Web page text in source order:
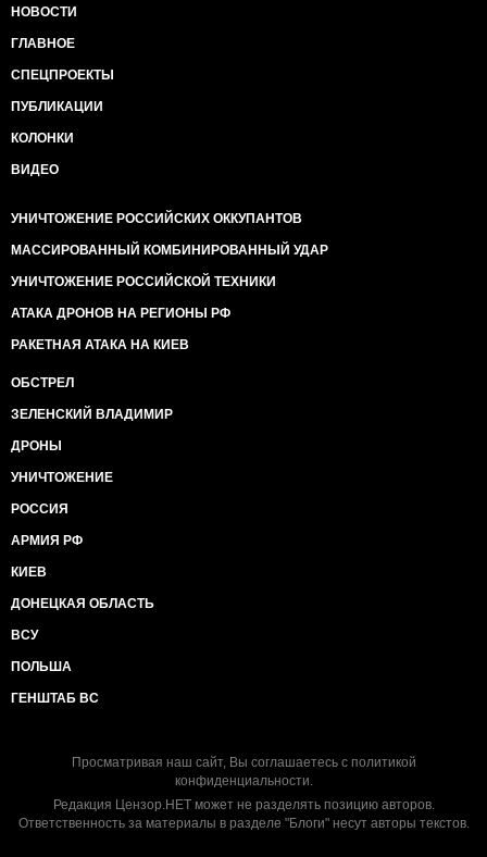
НОВОСТИ
ГЛАВНОЕ
СПЕЦПРОЕКТЫ
ПУБЛИКАЦИИ
КОЛОНКИ
ВИДЕО
УНИЧТОЖЕНИЕ РОССИЙСКИХ ОККУПАНТОВ
МАССИРОВАННЫЙ КОМБИНИРОВАННЫЙ УДАР
УНИЧТОЖЕНИЕ РОССИЙСКОЙ ТЕХНИКИ
АТАКА ДРОНОВ НА РЕГИОНЫ РФ
РАКЕТНАЯ АТАКА НА КИЕВ
ОБСТРЕЛ
ЗЕЛЕНСКИЙ ВЛАДИМИР
ДРОНЫ
УНИЧТОЖЕНИЕ
РОССИЯ
АРМИЯ РФ
КИЕВ
ДОНЕЦКАЯ ОБЛАСТЬ
ВСУ
ПОЛЬША
ГЕНШТАБ ВС
Просматривая наш сайт, Вы соглашаетесь с политикой
конфиденциальности.
Редакция Цензор.НЕТ может не разделять позицию авторов.
Ответственность за материалы в разделе "Блоги" несут авторы текстов.